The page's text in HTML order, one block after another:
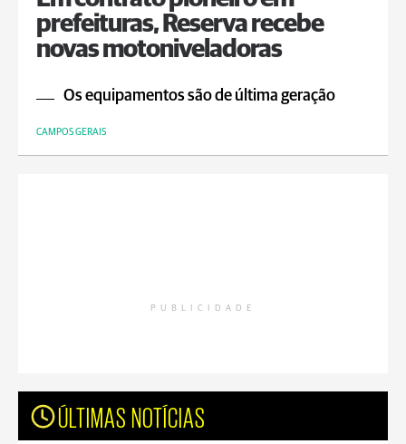
prefeituras, Reserva recebe
novas motoniveladoras
Os equipamentos são de última geração
CAMPOS GERAIS
PUBLICIDADE
ÚLTIMAS NOTÍCIAS